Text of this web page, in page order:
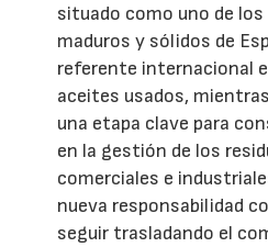
situado como uno de los
maduros y sólidos de
referente internacional
aceites usados,
una etapa clave para
en la gestión de los
comerciales e
nueva responsabilidad
seguir trasladando el